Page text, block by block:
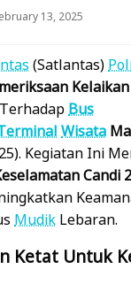
13, 2025
(Satlantas)
Kelaikan
Terhadap Bus
Wisata
Kegiatan Ini
Candi
Mudik Lebaran.
Ketat Untuk